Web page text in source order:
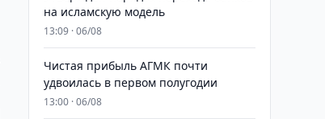
на исламскую модель
13:09 · 06/08
Чистая прибыль АГМК почти
удвоилась в первом полугодии
13:00 · 06/08